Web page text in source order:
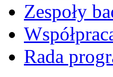
Zespoły
Rada